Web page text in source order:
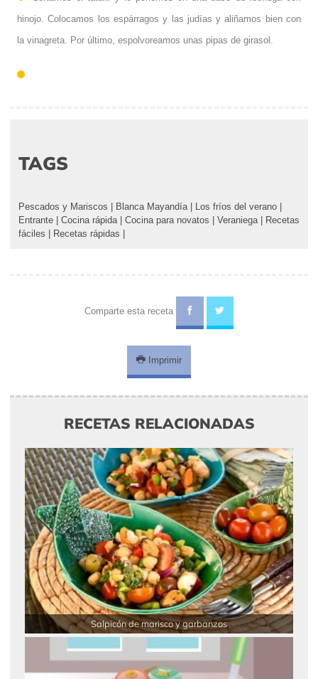
hinojo. Colocamos los espárragos y las judías y aliñamos bien con
la vinagreta. Por último, espolvoreamos unas pipas de girasol.
TAGS
Pescados y Mariscos Blanca Mayandía| Los fríos del verano
Entrante
Cocina rápida| Cocina para novatos Veraniega|
Recetas
fáciles
Recetas rápidas
Comparte esta receta
Imprimir
RECETAS RELACIONADAS
Salpicón de marisco y garbanzos